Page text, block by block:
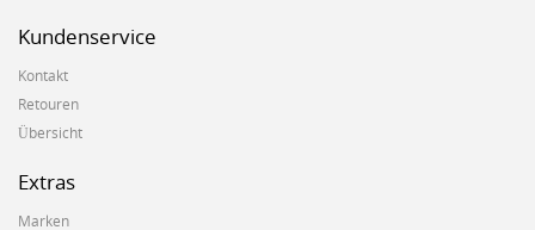
Kundenservice
Kontakt
Retouren
Übersicht
Extras
Marken